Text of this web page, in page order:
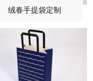
绒春手提袋定制